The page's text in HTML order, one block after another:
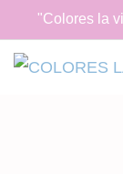
"Colores la